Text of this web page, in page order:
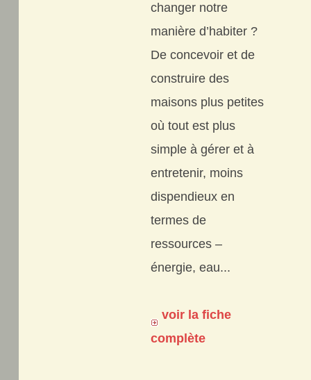
changer notre
manière d’habiter ?
De concevoir et de
construire des
maisons plus petites
où tout est plus
simple à gérer et à
entretenir, moins
dispendieux en
termes de
ressources –
énergie, eau...
voir la fiche
complète